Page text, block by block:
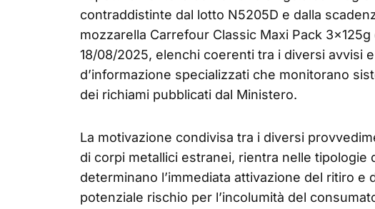
contraddistinte dal lotto N5205D e dalla
mozzarella Carrefour Classic Maxi Pack
18/08/2025, elenchi coerenti tra i diversi avvisi
d’informazione specializzati che monitorano
dei richiami pubblicati dal Ministero.
La motivazione condivisa tra i diversi
di corpi metallici estranei, rientra nelle tipologie
determinano l’immediata attivazione del ritiro e
potenziale rischio per l’incolumità del